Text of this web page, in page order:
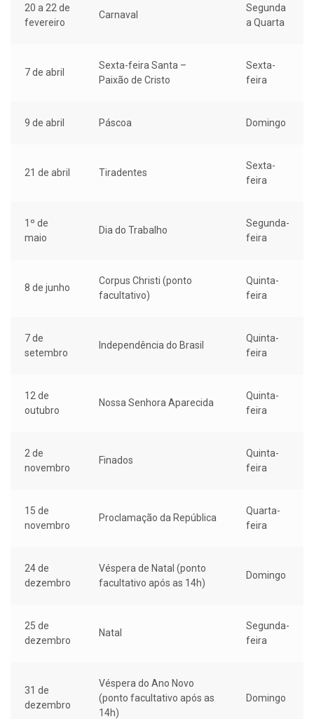
20 a 22 de
fevereiro
Carnaval
Segunda
a Quarta
7 de abril
Sexta-feira Santa –
Paixão de Cristo
Sexta-
feira
9 de abril Páscoa Domingo
21 de abril Tiradentes
Sexta-
feira
1º de
maio
Dia do Trabalho
Segunda-
feira
8 de junho
Corpus Christi (ponto
facultativo)
Quinta-
feira
7 de
setembro
Independência do Brasil
Quinta-
feira
12 de
outubro
Nossa Senhora Aparecida
Quinta-
feira
2 de
novembro
Finados
Quinta-
feira
15 de
novembro
Proclamação da República
Quarta-
feira
24 de
dezembro
Véspera de Natal (ponto
facultativo após as 14h)
Domingo
25 de
dezembro
Natal
Segunda-
feira
31 de
dezembro
Véspera do Ano Novo
(ponto facultativo após as
14h)
Domingo